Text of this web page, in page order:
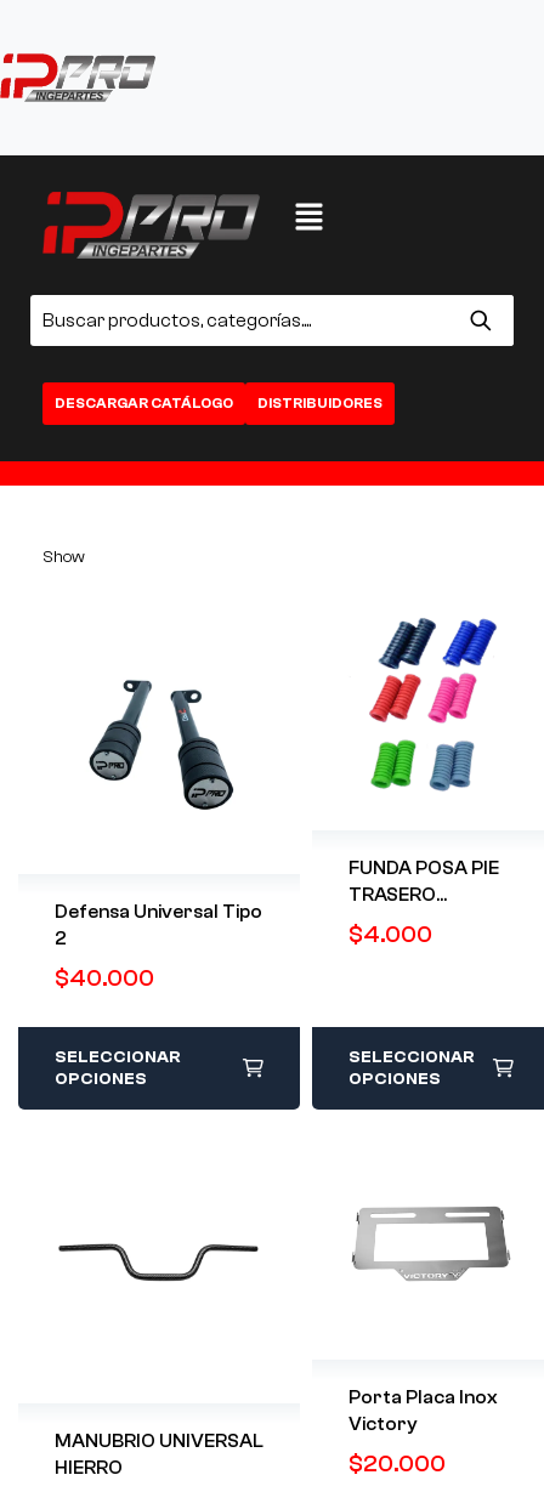
DESCARGAR CATÁLOGO DISTRIBUIDORES
Show
Defensa Universal Tipo
2
$40.000
SELECCIONAR
OPCIONES
FUNDA POSA PIE
TRASERO
UNIVERSAL
$4.000
SELECCIONAR
OPCIONES
MANUBRIO UNIVERSAL
HIERRO
Porta Placa Inox
Victory
$20.000